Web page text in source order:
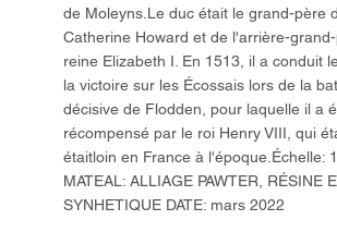
de Moleyns.Le duc était le grand-père
Catherine Howard et de l'arrière-
reine Elizabeth I. En 1513, il a conduit
la victoire sur les Écossais lors de la
décisive de Flodden, pour laquelle il a
récompensé par le roi Henry VIII, qui
étaitloin en France à l'époque.Échelle:
MATEAL: ALLIAGE PAWTER, RÉSINE
SYNHETIQUE DATE: mars 2022